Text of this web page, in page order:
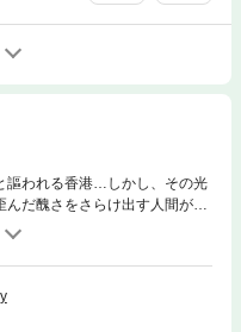
謳われる香港…しかし、その光
んだ醜さをさらけ出す人間がい
街ではブラッディ・ガールが
していくという…『ep9 子ど
れると告げられた女性が選ぶ